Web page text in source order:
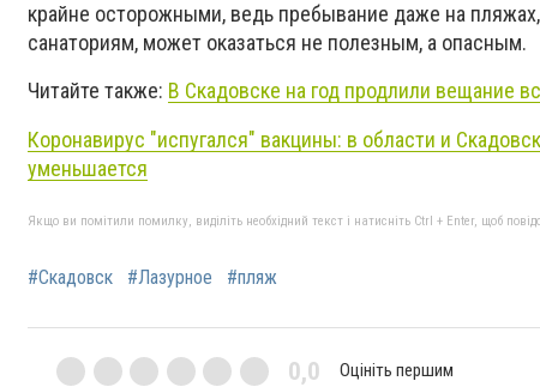
крайне осторожными, ведь пребывание даже на
санаториям, может оказаться не полезным, а опасным.
Читайте также: В Скадовске на год продлили вещание
Коронавирус "испугался" вакцины: в области и
уменьшается
Якщо ви помітили помилку, виділіть необхідний текст і натисніть Ctrl + Enter, щоб
#Скадовск #Лазурное #пляж
0,0 Оцініть першим